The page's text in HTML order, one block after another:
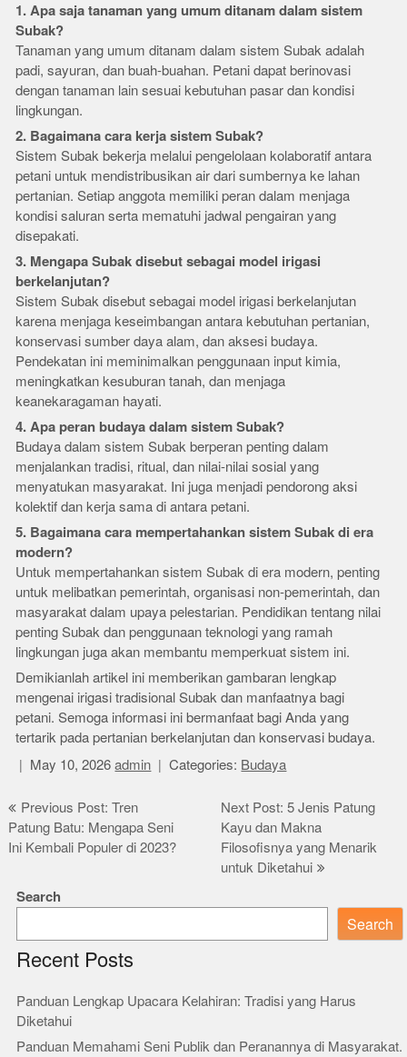
1. Apa saja tanaman yang umum ditanam dalam sistem
Subak?
Tanaman yang umum ditanam dalam sistem Subak adalah
padi, sayuran, dan buah-buahan. Petani dapat berinovasi
dengan tanaman lain sesuai kebutuhan pasar dan kondisi
lingkungan.
2. Bagaimana cara kerja sistem Subak?
Sistem Subak bekerja melalui pengelolaan kolaboratif antara
petani untuk mendistribusikan air dari sumbernya ke lahan
pertanian. Setiap anggota memiliki peran dalam menjaga
kondisi saluran serta mematuhi jadwal pengairan yang
disepakati.
3. Mengapa Subak disebut sebagai model irigasi
berkelanjutan?
Sistem Subak disebut sebagai model irigasi berkelanjutan
karena menjaga keseimbangan antara kebutuhan pertanian,
konservasi sumber daya alam, dan aksesi budaya.
Pendekatan ini meminimalkan penggunaan input kimia,
meningkatkan kesuburan tanah, dan menjaga
keanekaragaman hayati.
4. Apa peran budaya dalam sistem Subak?
Budaya dalam sistem Subak berperan penting dalam
menjalankan tradisi, ritual, dan nilai-nilai sosial yang
menyatukan masyarakat. Ini juga menjadi pendorong aksi
kolektif dan kerja sama di antara petani.
5. Bagaimana cara mempertahankan sistem Subak di era
modern?
Untuk mempertahankan sistem Subak di era modern, penting
untuk melibatkan pemerintah, organisasi non-pemerintah, dan
masyarakat dalam upaya pelestarian. Pendidikan tentang nilai
penting Subak dan penggunaan teknologi yang ramah
lingkungan juga akan membantu memperkuat sistem ini.
Demikianlah artikel ini memberikan gambaran lengkap
mengenai irigasi tradisional Subak dan manfaatnya bagi
petani. Semoga informasi ini bermanfaat bagi Anda yang
tertarik pada pertanian berkelanjutan dan konservasi budaya.
May 10, 2026 admin Categories: Budaya
Post
navigation
Previous Post: Tren
Patung Batu: Mengapa Seni
Ini Kembali Populer di 2023?
Next Post: 5 Jenis Patung
Kayu dan Makna
Filosofisnya yang Menarik
untuk Diketahui
Search
Search
Recent Posts
Panduan Lengkap Upacara Kelahiran: Tradisi yang Harus
Diketahui
Panduan Memahami Seni Publik dan Peranannya di Masyarakat.